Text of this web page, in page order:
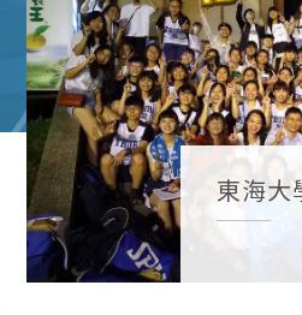
東海大